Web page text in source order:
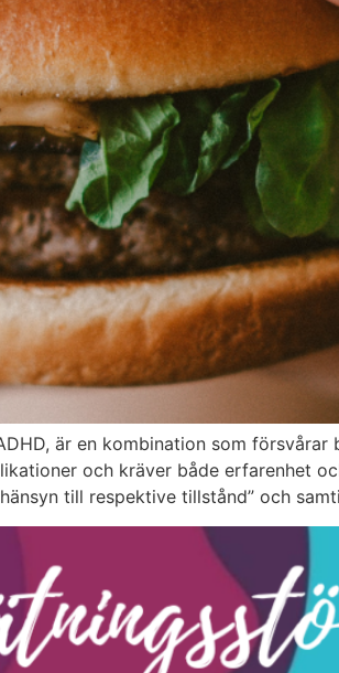
är en kombination som
och kräver både erfarenhet
till respektive tillstånd” och